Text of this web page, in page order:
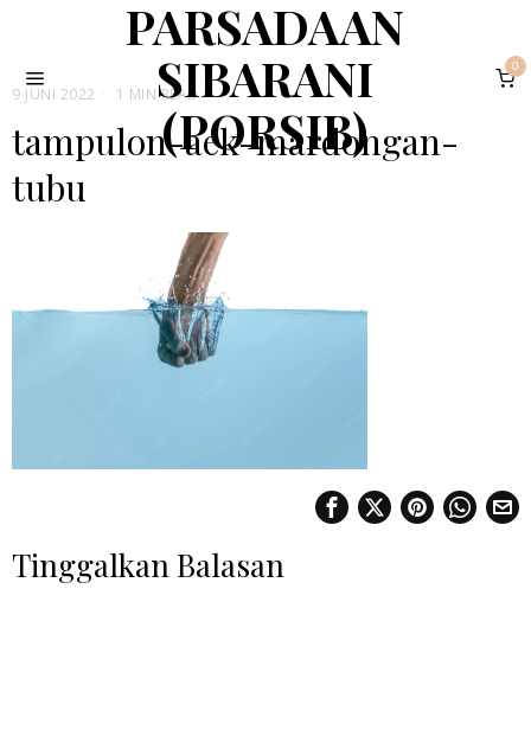
PARSADAAN
SIBARANI
(PORSIB)
0
9 JUNI 2022 1 MIN READ
tampulon-aek-mardongan-
tubu
Tinggalkan Balasan